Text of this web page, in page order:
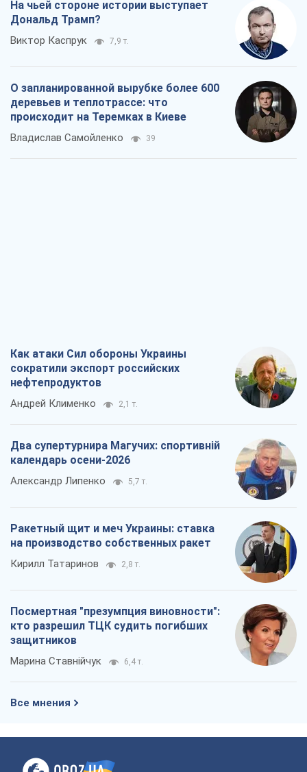
На чьей стороне истории выступает
Дональд Трамп?
Виктор Каспрук 7,9 т.
О запланированной вырубке более 600
деревьев и теплотрассе: что
происходит на Теремках в Киеве
Владислав Самойленко 39
Как атаки Сил обороны Украины
сократили экспорт российских
нефтепродуктов
Андрей Клименко 2,1 т.
Два супертурнира Магучих: спортивній
календарь осени-2026
Александр Липенко 5,7 т.
Ракетный щит и меч Украины: ставка
на производство собственных ракет
Кирилл Татаринов 2,8 т.
Посмертная "презумпция виновности":
кто разрешил ТЦК судить погибших
защитников
Марина Ставнійчук 6,4 т.
Все мнения